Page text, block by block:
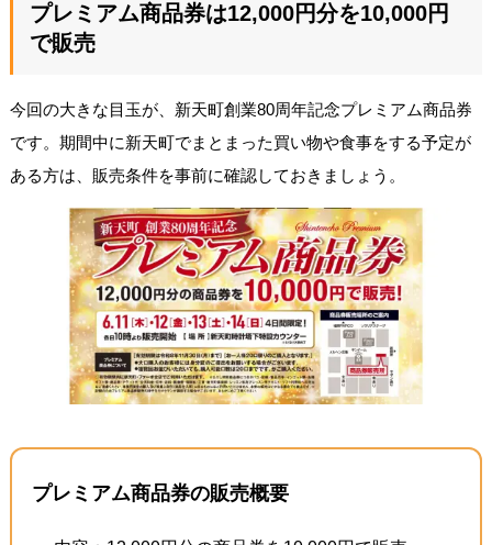
プレミアム商品券は12,000円分を10,000円
で販売
今回の大きな目玉が、新天町創業80周年記念プレミアム商品券
です。期間中に新天町でまとまった買い物や食事をする予定が
ある方は、販売条件を事前に確認しておきましょう。
プレミアム商品券の販売概要